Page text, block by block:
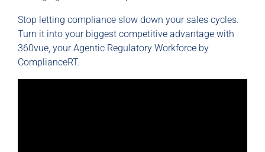
Stop letting compliance slow down your sales cycles.
Turn it into your biggest competitive advantage with
360vue, your Agentic Regulatory Workforce by
ComplianceRT.